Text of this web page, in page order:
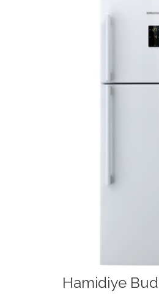
Hamidiye